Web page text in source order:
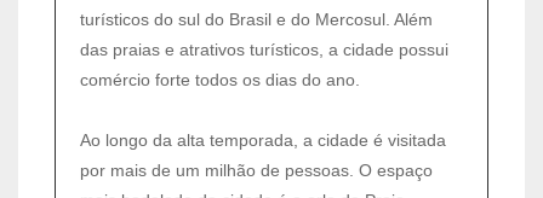
turísticos do sul do Brasil e do Mercosul. Além
das praias e atrativos turísticos, a cidade possui
comércio forte todos os dias do ano.
Ao longo da alta temporada, a cidade é visitada
por mais de um milhão de pessoas. O espaço